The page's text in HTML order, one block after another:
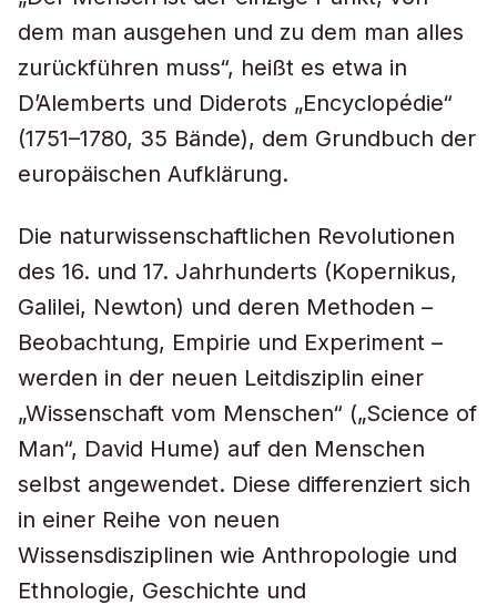
dem man ausgehen und zu dem man alles
zurückführen muss“, heißt es etwa in
D’Alemberts und Diderots „Encyclopédie“
(1751–1780, 35 Bände), dem Grundbuch der
europäischen Aufklärung.
Die naturwissenschaftlichen Revolutionen
des 16. und 17. Jahrhunderts (Kopernikus,
Galilei, Newton) und deren Methoden –
Beobachtung, Empirie und Experiment –
werden in der neuen Leitdisziplin einer
„Wissenschaft vom Menschen“ („Science of
Man“, David Hume) auf den Menschen
selbst angewendet. Diese differenziert sich
in einer Reihe von neuen
Wissensdisziplinen wie Anthropologie und
Ethnologie, Geschichte und